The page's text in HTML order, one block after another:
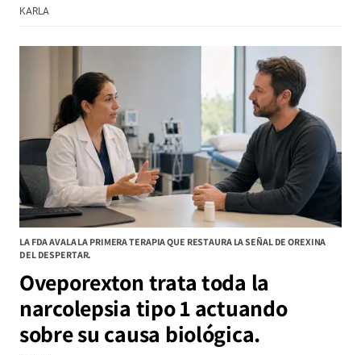
KARLA
LA FDA AVALA LA PRIMERA TERAPIA QUE RESTAURA LA SEÑAL DE OREXINA
DEL DESPERTAR.
Oveporexton trata toda la
narcolepsia tipo 1 actuando
sobre su causa biológica.